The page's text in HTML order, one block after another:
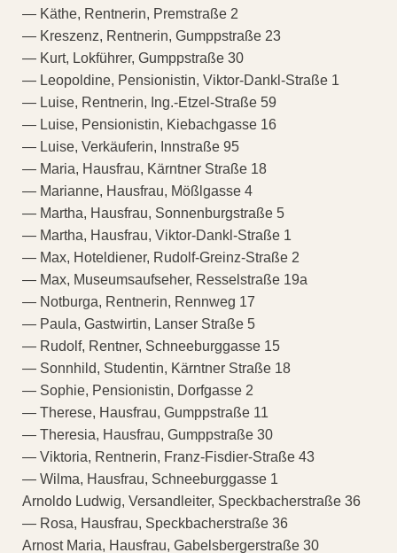
— Käthe, Rentnerin, Premstraße 2
— Kreszenz, Rentnerin, Gumppstraße 23
— Kurt, Lokführer, Gumppstraße 30
— Leopoldine, Pensionistin, Viktor-Dankl-Straße 1
— Luise, Rentnerin, Ing.-Etzel-Straße 59
— Luise, Pensionistin, Kiebachgasse 16
— Luise, Verkäuferin, Innstraße 95
— Maria, Hausfrau, Kärntner Straße 18
— Marianne, Hausfrau, Mößlgasse 4
— Martha, Hausfrau, Sonnenburgstraße 5
— Martha, Hausfrau, Viktor-Dankl-Straße 1
— Max, Hoteldiener, Rudolf-Greinz-Straße 2
— Max, Museumsaufseher, Resselstraße 19a
— Notburga, Rentnerin, Rennweg 17
— Paula, Gastwirtin, Lanser Straße 5
— Rudolf, Rentner, Schneeburggasse 15
— Sonnhild, Studentin, Kärntner Straße 18
— Sophie, Pensionistin, Dorfgasse 2
— Therese, Hausfrau, Gumppstraße 11
— Theresia, Hausfrau, Gumppstraße 30
— Viktoria, Rentnerin, Franz-Fisdier-Straße 43
— Wilma, Hausfrau, Schneeburggasse 1
Arnoldo Ludwig, Versandleiter, Speckbacherstraße 36
— Rosa, Hausfrau, Speckbacherstraße 36
Arnost Maria, Hausfrau, Gabelsbergerstraße 30